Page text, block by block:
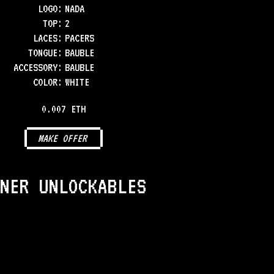
LOGO: NADA
TOP: 2
LACES: PACERS
TONGUE : BAUBLE
ACCESSORY: BAUBLE
COLOR: WHITE
0.007 ETH
MAKE OFFER
UNLOCKABLES